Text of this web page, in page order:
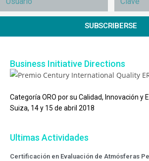
SUBSCRIBERSE
Business Initiative Directions
Categoría ORO por su Calidad, Innovación y
Suiza, 14 y 15 de abril 2018
Ultimas Actividades
Certificación en Evaluación de Atmósferas